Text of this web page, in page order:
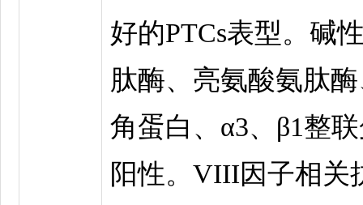
好的PTCs表型。碱
肽酶、亮氨酸氨肽
角蛋白、α3、β1整
阳性。VIII因子相关